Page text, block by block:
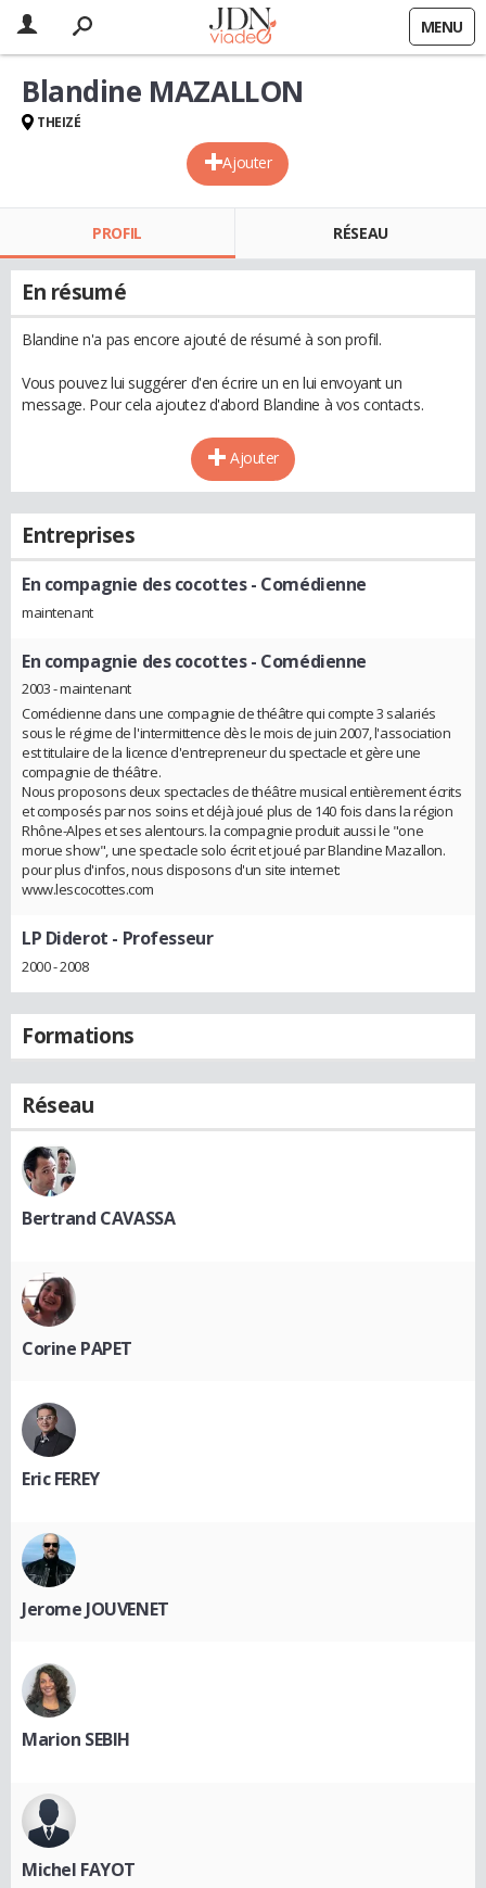
MENU
Ajouter
Blandine MAZALLON
THEIZÉ
PROFIL RÉSEAU
En résumé
Blandine n'a pas encore ajouté de résumé à son profil.
Vous pouvez lui suggérer d'en écrire un en lui envoyant un
message. Pour cela ajoutez d'abord Blandine à vos contacts.
Ajouter
Entreprises
En compagnie des cocottes- Comédienne
maintenant
En compagnie des cocottes- Comédienne
2003 - maintenant
Comédienne dans une compagnie de théâtre qui compte 3 salariés
sous le régime de l'intermittence dès le mois de juin 2007, l'association
est titulaire de la licence d'entrepreneur du spectacle et gère une
compagnie de théâtre.
Nous proposons deux spectacles de théâtre musical entièrement écrits
et composés par nos soins et déjà joué plus de 140 fois dans la région
Rhône-Alpes et ses alentours. la compagnie produit aussi le "one
morue show", une spectacle solo écrit et joué par Blandine Mazallon.
pour plus d'infos, nous disposons d'un site internet:
www.lescocottes.com
LP Diderot - Professeur
2000 - 2008
Formations
Réseau
Bertrand CAVASSA
Corine PAPET
Eric FEREY
Jerome JOUVENET
Marion SEBIH
Michel FAYOT